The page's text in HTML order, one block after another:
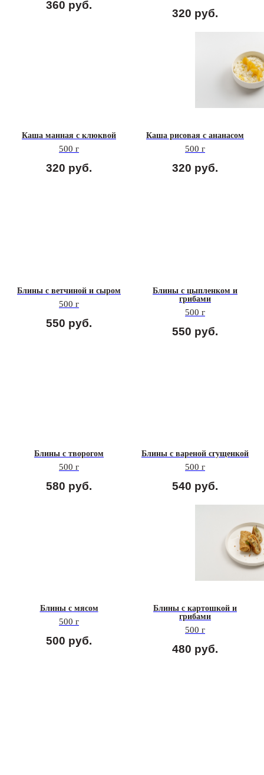
360 руб.
320 руб.
Каша манная с клюквой
500 г
320 руб.
Каша рисовая с ананасом
500 г
320 руб.
Блины с ветчиной и сыром
500 г
550 руб.
Блины с цыпленком и
грибами
500 г
550 руб.
Блины с творогом
500 г
580 руб.
Блины с вареной сгущенкой
500 г
540 руб.
Блины с мясом
500 г
500 руб.
Блины с картошкой и
грибами
500 г
480 руб.